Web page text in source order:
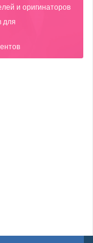
и оригинаторов
для